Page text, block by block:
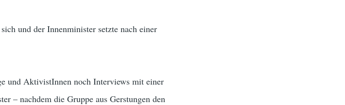
und der Innenminister setzte nach einer
und AktivistInnen noch Interviews mit einer
– nachdem die Gruppe aus Gerstungen den